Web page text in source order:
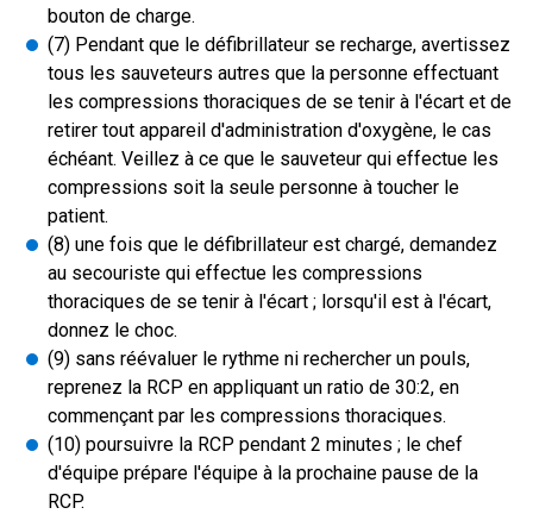
bouton de charge.
(7) Pendant que le défibrillateur se recharge, avertissez
tous les sauveteurs autres que la personne effectuant
les compressions thoraciques de se tenir à l'écart et de
retirer tout appareil d'administration d'oxygène, le cas
échéant. Veillez à ce que le sauveteur qui effectue les
compressions soit la seule personne à toucher le
patient.
(8) une fois que le défibrillateur est chargé, demandez
au secouriste qui effectue les compressions
thoraciques de se tenir à l'écart ; lorsqu'il est à l'écart,
donnez le choc.
(9) sans réévaluer le rythme ni rechercher un pouls,
reprenez la RCP en appliquant un ratio de 30:2, en
commençant par les compressions thoraciques.
(10) poursuivre la RCP pendant 2 minutes ; le chef
d'équipe prépare l'équipe à la prochaine pause de la
RCP.